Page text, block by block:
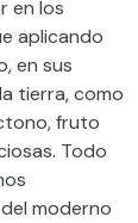
en los
aplicando
en sus
tierra, como
fruto
Todo
moderno